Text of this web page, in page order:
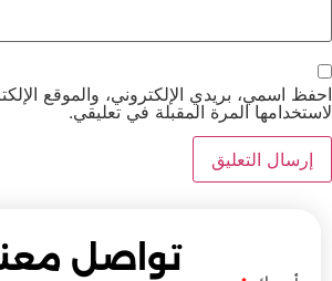
احفظ اسمي، بريدي الإلكتروني، والموقع
لاستخدامها المرة المقبلة في تعليقي.
تواصل